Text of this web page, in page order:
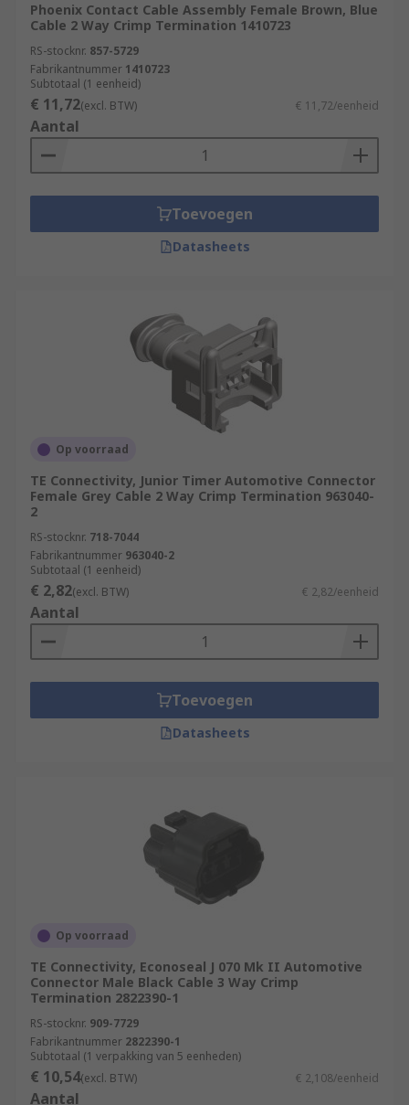
Phoenix Contact Cable Assembly Female Brown, Blue
Cable 2 Way Crimp Termination 1410723
RS-stocknr. 857-5729
Fabrikantnummer 1410723
Subtotaal (1 eenheid)
€ 11,72(excl. BTW) € 11,72/eenheid
Aantal
Toevoegen
Datasheets
Op voorraad
TE Connectivity, Junior Timer Automotive Connector
Female Grey Cable 2 Way Crimp Termination 963040-
2
RS-stocknr. 718-7044
Fabrikantnummer 963040-2
Subtotaal (1 eenheid)
€ 2,82(excl. BTW) € 2,82/eenheid
Aantal
Toevoegen
Datasheets
Op voorraad
TE Connectivity, Econoseal J 070 Mk II Automotive
Connector Male Black Cable 3 Way Crimp
Termination 2822390-1
RS-stocknr. 909-7729
Fabrikantnummer 2822390-1
Subtotaal (1 verpakking van 5 eenheden)
€ 10,54(excl. BTW) € 2,108/eenheid
Aantal